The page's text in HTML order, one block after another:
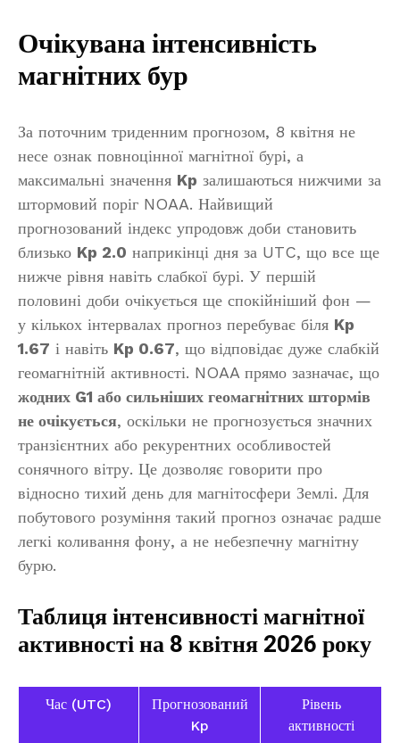
Очікувана інтенсивність
магнітних бур
За поточним триденним прогнозом, 8 квітня не
несе ознак повноцінної магнітної бурі, а
максимальні значення Kp залишаються нижчими за
штормовий поріг NOAA. Найвищий
прогнозований індекс упродовж доби становить
близько Kp 2.0 наприкінці дня за UTC, що все ще
нижче рівня навіть слабкої бурі. У першій
половині доби очікується ще спокійніший фон —
у кількох інтервалах прогноз перебуває біля Kp
1.67 і навіть Kp 0.67, що відповідає дуже слабкій
геомагнітній активності. NOAA прямо зазначає, що
жодних G1 або сильніших геомагнітних штормів
не очікується, оскільки не прогнозується значних
транзієнтних або рекурентних особливостей
сонячного вітру. Це дозволяє говорити про
відносно тихий день для магнітосфери Землі. Для
побутового розуміння такий прогноз означає радше
легкі коливання фону, а не небезпечну магнітну
бурю.
Таблиця інтенсивності магнітної
активності на 8 квітня 2026 року
Час (UTC)
Прогнозований
Kp
Рівень
активності